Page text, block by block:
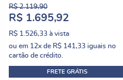
R$ 2.119,90
R$ 1.695,92
R$ 1.526,33 à vista
ou em 12x de R$ 141,33 iguais no
cartão de crédito.
FRETE GRÁTIS